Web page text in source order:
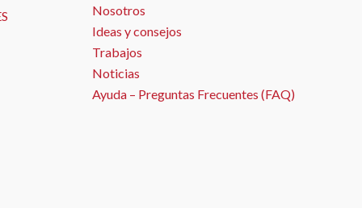
Nosotros
Ideas y consejos
Trabajos
Noticias
Ayuda – Preguntas Frecuentes (FAQ)